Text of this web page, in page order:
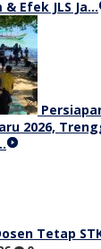
Efek JLS Ja…
2026,